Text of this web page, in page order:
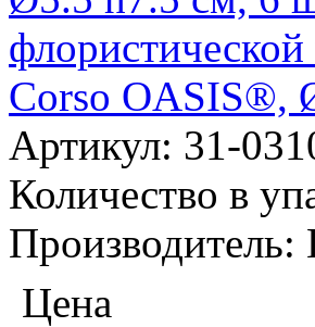
Corso OASIS®,
Артикул: 31-
Количество в
Производитель:
Цена